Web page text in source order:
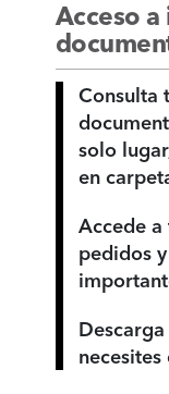
Acceso
Consulta
solo
en
Accede a
pedidos